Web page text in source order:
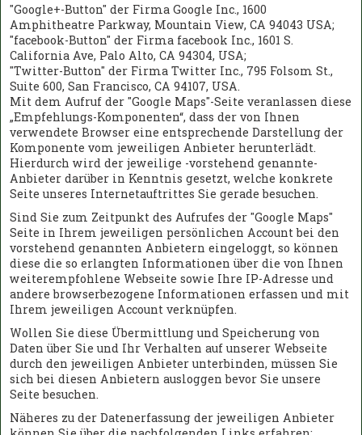
"Google+-Button" der Firma Google Inc., 1600
Amphitheatre Parkway, Mountain View, CA 94043 USA;
"facebook-Button" der Firma facebook Inc., 1601 S.
California Ave, Palo Alto, CA 94304, USA;
"Twitter-Button" der Firma Twitter Inc., 795 Folsom St.,
Suite 600, San Francisco, CA 94107, USA.
Mit dem Aufruf der "Google Maps"-Seite veranlassen diese
„Empfehlungs-Komponenten“, dass der von Ihnen
verwendete Browser eine entsprechende Darstellung der
Komponente vom jeweiligen Anbieter herunterlädt.
Hierdurch wird der jeweilige -vorstehend genannte-
Anbieter darüber in Kenntnis gesetzt, welche konkrete
Seite unseres Internetauftrittes Sie gerade besuchen.
Sind Sie zum Zeitpunkt des Aufrufes der "Google Maps"
Seite in Ihrem jeweiligen persönlichen Account bei den
vorstehend genannten Anbietern eingeloggt, so können
diese die so erlangten Informationen über die von Ihnen
weiterempfohlene Webseite sowie Ihre IP-Adresse und
andere browserbezogene Informationen erfassen und mit
Ihrem jeweiligen Account verknüpfen.
Wollen Sie diese Übermittlung und Speicherung von
Daten über Sie und Ihr Verhalten auf unserer Webseite
durch den jeweiligen Anbieter unterbinden, müssen Sie
sich bei diesen Anbietern ausloggen bevor Sie unsere
Seite besuchen.
Näheres zu der Datenerfassung der jeweiligen Anbieter